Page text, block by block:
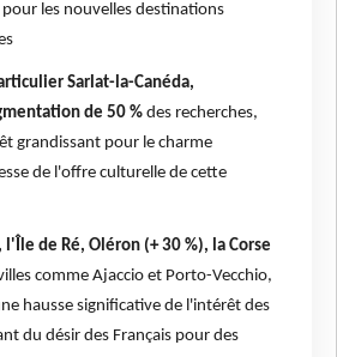
les nouvelles destinations
Sarlat-la-Canéda,
de 50 % des recherches,
grandissant pour le charme
de l'offre culturelle de cette
l'Île de Ré, Oléron (+ 30 %), la Corse
comme Ajaccio et Porto-Vecchio,
hausse significative de l'intérêt des
du désir des Français pour des